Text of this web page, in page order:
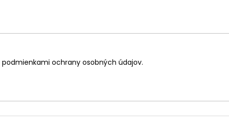
podmienkami ochrany osobných údajov.